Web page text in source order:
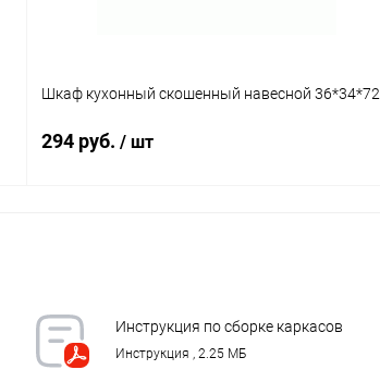
Шкаф кухонный скошенный навесной 36*34*72
294 руб. / шт
В избранное В наличии
Инструкция по сборке каркасов
кухонных настенных шкафов
Инструкция , 2.25 МБ